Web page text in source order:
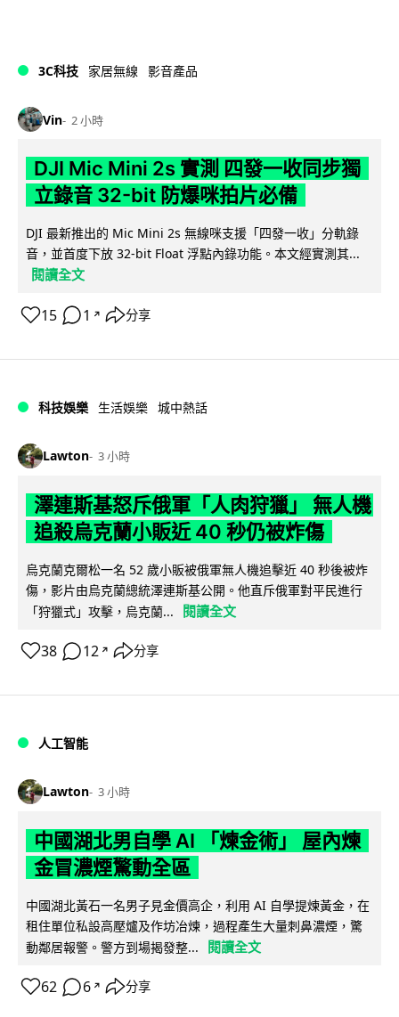
3C科技 家居無線 影音產品
Vin 2 小時
DJI Mic Mini 2s 實測 四發一收同步獨
立錄音 32-bit 防爆咪拍片必備
DJI 最新推出的 Mic Mini 2s 無線咪支援「四發一收」分軌錄
音，並首度下放 32-bit Float 浮點內錄功能。本文經實測其...
閱讀全文
15 1 ↗ 分享
科技娛樂 生活娛樂 城中熱話
Lawton 3 小時
澤連斯基怒斥俄軍「人肉狩獵」 無人機
追殺烏克蘭小販近 40 秒仍被炸傷
烏克蘭克爾松一名 52 歲小販被俄軍無人機追擊近 40 秒後被炸
傷，影片由烏克蘭總統澤連斯基公開。他直斥俄軍對平民進行
「狩獵式」攻擊，烏克蘭...
閱讀全文
38 12 ↗ 分享
人工智能
Lawton 3 小時
中國湖北男自學 AI 「煉金術」 屋內煉
金冒濃煙驚動全區
中國湖北黃石一名男子見金價高企，利用 AI 自學提煉黃金，在
租住單位私設高壓爐及作坊冶煉，過程產生大量刺鼻濃煙，驚
動鄰居報警。警方到場揭發整...
閱讀全文
62 6 ↗ 分享